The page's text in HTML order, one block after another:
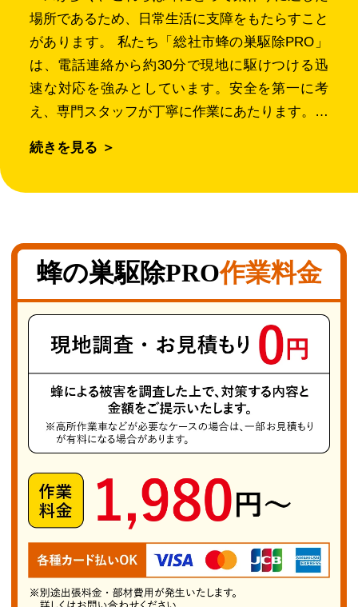
場所であるため、日常生活に支障をもたらすこと
があります。 私たち「総社市蜂の巣駆除PRO」
は、電話連絡から約30分で現地に駆けつける迅
速な対応を強みとしています。安全を第一に考
え、専門スタッフが丁寧に作業にあたります。対
の手すり付近、軒先の照明周辺、垣根の間、縁側
の良い樹洞を好みます。このような場所は温度が
25〜35℃程度に安定し、幼虫が順調に育ちやす
いため、巣は徐々に大きくなります。春から初夏
にかけて巣作りがピークを迎えるため、この時期
の早期対策が被害拡大を防ぐうえで極めて重要で
スズメバチ」「ヒメホソアシナガバチ」「ムモン
ホソアシナガバチ」があり、特に「モンスズメバ
チ」は大きく攻撃性も強いため注意が必要です。
まれに重篤なアレルギー反応を引き起こすことが
あるため、迅速な対応が欠かせません。 「総社
市蜂の巣駆除PRO」では、これらの蜂はもちろ
んその他の蜂の巣も安全に駆除いたします。巣を
見つけた際はすぐにご連絡ください。初めての方
でも無料相談を実施し、最適な対処方法とおおよ
続きを見る ＞
蜂の巣駆除PRO作業料金